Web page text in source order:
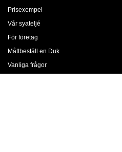
Prisexempel
Vår syateljé
För företag
Måttbeställ en Duk
Vanliga frågor